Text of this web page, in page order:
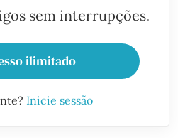
sem interrupções.
ilimitado
Inicie sessão